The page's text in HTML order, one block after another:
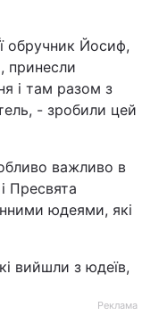
обручник Йосиф,
принесли
і там разом з
- зробили цей
важливо в
Пресвята
юдеями, які
вийшли з юдеїв,
Реклама